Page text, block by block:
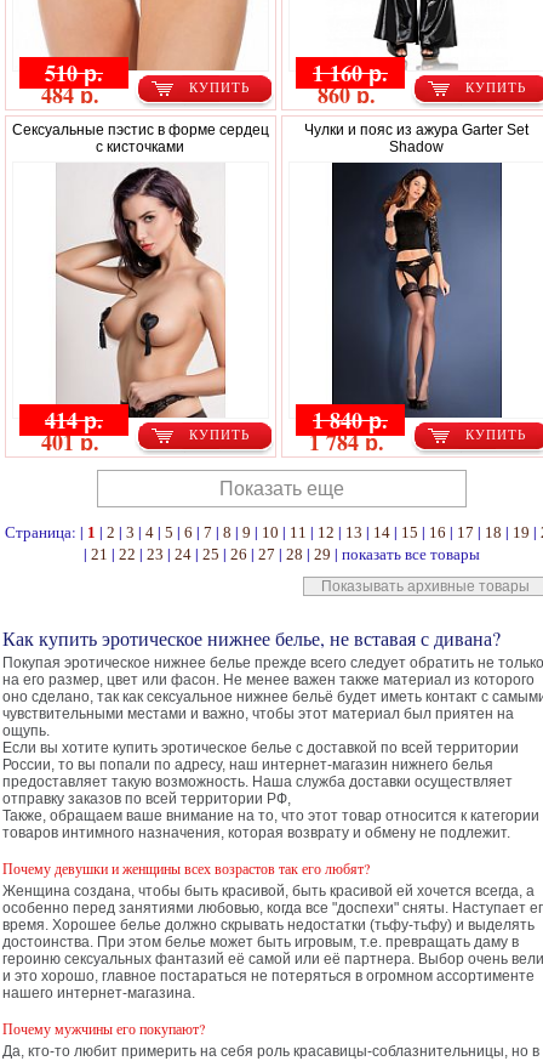
КУПИТЬ
510 р.
484 р. КУПИТЬ
1 160 р.
860 р.
Сексуальные пэстис в форме сердец
с кисточками
КУПИТЬ
414 р.
401 р.
Чулки и пояс из ажура Garter Set
Shadow
КУПИТЬ
1 840 р.
1 784 р.
Показать еще
Страница: | 1 |2 |3 |4 |5 |6 |7 |8 |9 | 10 | 11 | 12 | 13 | 14 | 15 | 16 | 17 | 18 | 19 |
| 21 | 22 | 23 | 24 | 25 | 26 | 27 | 28 | 29 | показать все товары
Показывать архивные товары
Как купить эротическое нижнее белье, не вставая с дивана?
Покупая эротическое нижнее белье прежде всего следует обратить не только
на его размер, цвет или фасон. Не менее важен также материал из которого
оно сделано, так как сексуальное нижнее бельё будет иметь контакт с
чувствительными местами и важно, чтобы этот материал был приятен на
ощупь.
Если вы хотите купить эротическое белье с доставкой по всей территории
России, то вы попали по адресу, наш интернет-магазин нижнего белья
предоставляет такую возможность. Наша служба доставки осуществляет
отправку заказов по всей территории РФ,
Также, обращаем ваше внимание на то, что этот товар относится к категории
товаров интимного назначения, которая возврату и обмену не подлежит.
Почему девушки и женщины всех возрастов так его любят?
Женщина создана, чтобы быть красивой, быть красивой ей хочется всегда, а
особенно перед занятиями любовью, когда все "доспехи" сняты. Наступает
время. Хорошее белье должно скрывать недостатки (тьфу-тьфу) и выделять
достоинства. При этом белье может быть игровым, т.е. превращать даму в
героиню сексуальных фантазий её самой или её партнера. Выбор очень
и это хорошо, главное постараться не потеряться в огромном ассортименте
нашего интернет-магазина.
Почему мужчины его покупают?
Да, кто-то любит примерить на себя роль красавицы-соблазнительницы, но в